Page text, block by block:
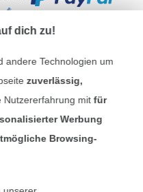
dich zu!
andere Technologien um
zuverlässig,
Nutzererfahrung mitfür
Werbung
Browsing-